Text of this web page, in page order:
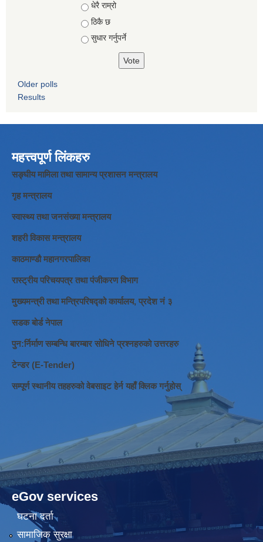
Choices
धेरै राम्रो
ठिकै छ
सुधार गर्नुपर्ने
Older polls
Results
महत्त्वपूर्ण लिंकहरु
सङ्घीय मामिला तथा सामान्य प्रशासन मन्त्रालय
गृह मन्त्रालय
स्वास्थ्य तथा जनसंख्या मन्त्रालय
शहरी विकास मन्त्रालय
काठमाण्डौ महानगरपालिका
रास्ट्रीय परिचयपत्र तथा पंजीकरण विभाग
मुख्यमन्त्री तथा मन्त्रिपरिषद्को कार्यालय, प्रदेश नं ३
सडक बोर्ड नेपाल
पुन:र्निर्माण सम्बन्धि बारम्बार सोधिने प्रश्नहरुको उत्तरहरु
टेन्डर (E-Tender)
सम्पूर्ण स्थानीय तहहरुको वेबसाइट हेर्न यहाँ क्लिक गर्नुहोस्
eGov services
घटना दर्ता
सामाजिक सुरक्षा